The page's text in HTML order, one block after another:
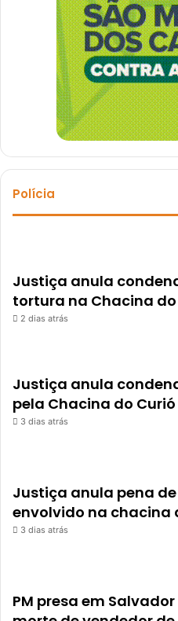
Polícia
Justiça anula
tortura na Chacina do
2 dias atrás
Justiça anula
pela Chacina do
3 dias atrás
Justiça anula pena
envolvido na chacina
3 dias atrás
PM presa em